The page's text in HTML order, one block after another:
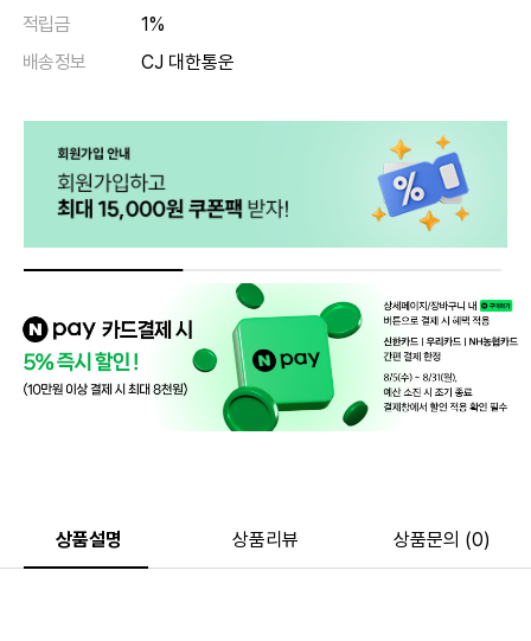
적립금
1%
배송정보
CJ 대한통운
상품설명 상품리뷰 상품문의 (0)